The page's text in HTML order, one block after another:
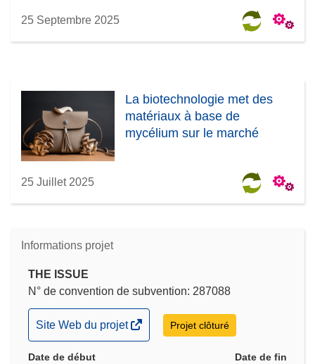
25 Septembre 2025
La biotechnologie met des
matériaux à base de
mycélium sur le marché
25 Juillet 2025
Informations projet
THE ISSUE
N° de convention de subvention: 287088
(s’ouvre
dans
une
Site Web du projet Projet clôturé
Date de début
Date de fin